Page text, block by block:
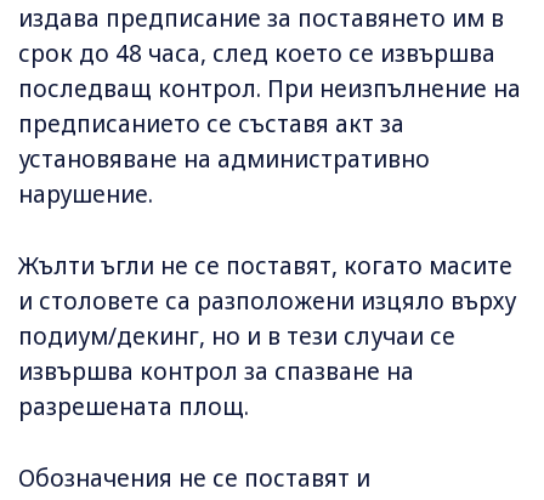
издава предписание за поставянето им в
срок до 48 часа, след което се извършва
последващ контрол. При неизпълнение на
предписанието се съставя акт за
установяване на административно
нарушение.
Жълти ъгли не се поставят, когато масите
и столовете са разположени изцяло върху
подиум/декинг, но и в тези случаи се
извършва контрол за спазване на
разрешената площ.
Обозначения не се поставят и